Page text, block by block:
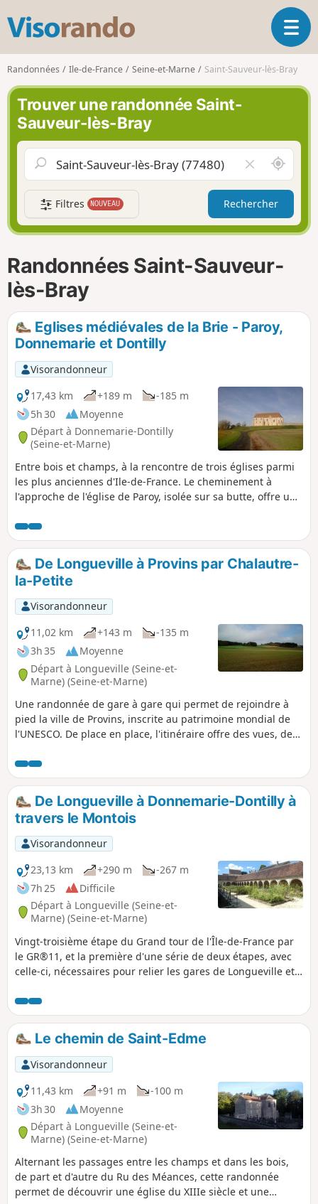
s
o
r
n
d
o
O
u
r
a
n
v
g
a
Randonnées Ile-de-France Seine-et-Marne Saint-Sauveur-lès-Bray
Trouver une randonnée Saint-
Sauveur-lès-Bray
i
d
e
r
l
c
m
p
A
u
t
u
r
i
Filtres NOUVEAU Rechercher
Randonnées Saint-Sauveur-
lès-Bray
Eglises médiévales de la Brie - Paroy,
Donnemarie et Dontilly
Visorandonneur
17,43 km
+189 m
-185 m
5h 30
Moyenne
Départ à Donnemarie-Dontilly
(Seine-et-Marne)
Entre bois et champs, à la rencontre de trois églises parmi
les plus anciennes d'Ile-de-France. Le cheminement à
l'approche de l'église de Paroy, isolée sur sa butte, offre un
anciens puits, et de beaux corps de ferme viennent
compléter cette randonnée riche en patrimoine.
De Longueville à Provins par Chalautre-
la-Petite
Visorandonneur
11,02 km
+143 m
-135 m
3h 35
Moyenne
Départ à Longueville (Seine-et-
Marne) (Seine-et-Marne)
Une randonnée de gare à gare qui permet de rejoindre à
pied la ville de Provins, inscrite au patrimoine mondial de
l'UNESCO. De place en place, l'itinéraire offre des vues, de
cadre rafraîchissant, le village de Chalautre-la-Petite recèle
également un patrimoine intéressant.
De Longueville à Donnemarie-Dontilly à
travers le Montois
Visorandonneur
23,13 km
+290 m
-267 m
7h 25
Difficile
Départ à Longueville (Seine-et-
Marne) (Seine-et-Marne)
Vingt-troisième étape du Grand tour de l'Île-de-France par
le GR®11, et la première d'une série de deux étapes, avec
celle-ci, nécessaires pour relier les gares de Longueville et
Seine.Pour cette première étape du diptyque il est proposé
une nuit en chambre d'hôtes à Donnemarie-Dontilly, à peu
près à mi-parcours entre les deux gares, après une belle
traversée du Montois, dans un paysage un peu plus varié et
vallonné que la Brie juste au Nord.
Le chemin de Saint-Edme
Visorandonneur
11,43 km
+91 m
-100 m
3h 30
Moyenne
Départ à Longueville (Seine-et-
Marne) (Seine-et-Marne)
Alternant les passages entre les champs et dans les bois,
de part et d'autre du Ru des Méances, cette randonnée
permet de découvrir une église du XIIIe siècle et une